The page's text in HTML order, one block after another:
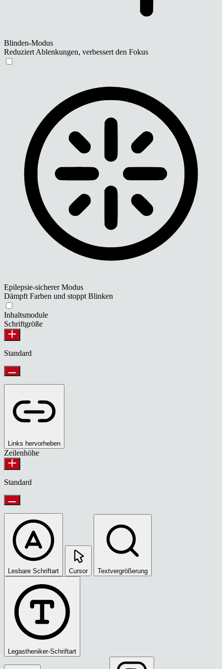
Blinden-Modus
Reduziert Ablenkungen, verbessert den Fokus
Epilepsie-sicherer Modus
Dämpft Farben und stoppt Blinken
Inhaltsmodule
Schriftgröße
Standard
Links hervorheben
Zeilenhöhe
Standard
Lesbare Schriftart Cursor Textvergrößerung
Legastheniker-Schriftart